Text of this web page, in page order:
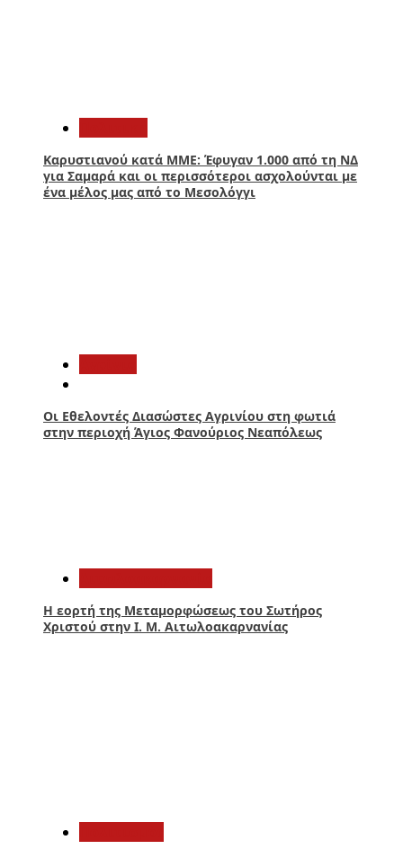
Καρυστιανού κατά ΜΜΕ: Έφυγαν 1.000 από τη ΝΔ
για Σαμαρά και οι περισσότεροι ασχολούνται με
ένα μέλος μας από το Μεσολόγγι
Οι Εθελοντές Διασώστες Αγρινίου στη φωτιά
στην περιοχή Άγιος Φανούριος Νεαπόλεως
Η εορτή της Μεταμορφώσεως του Σωτήρος
Χριστού στην Ι. Μ. Αιτωλοακαρνανίας